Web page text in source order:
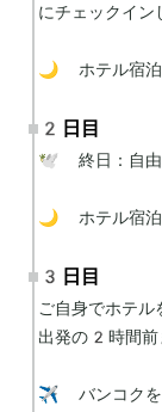
にチェックイン
🌙 ホテル宿泊
2日目
🕊 終日：自由
🌙 ホテル宿泊
3日目
ご自身でホテル
出発の2時間前
✈️ バンコク